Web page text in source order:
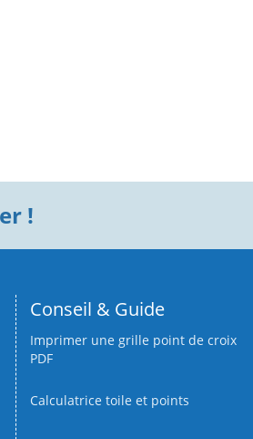
!
Conseil & Guide
Imprimer une grille point de croix
PDF
Calculatrice toile et points